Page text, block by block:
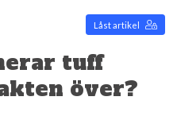
Låst artikel
tuff
över?